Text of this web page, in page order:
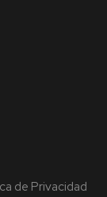
de Privacidad